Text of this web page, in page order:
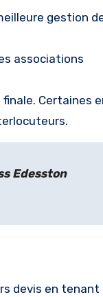
gestion
associations
finale. Certaines
Edesston
devis en